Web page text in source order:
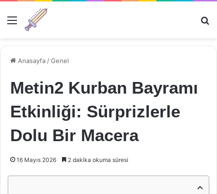
Menü
Anasayfa /Genel
Metin2 Kurban Bayramı
Etkinliği: Sürprizlerle
Dolu Bir Macera
16 Mayıs 2026 2 dakika okuma süresi